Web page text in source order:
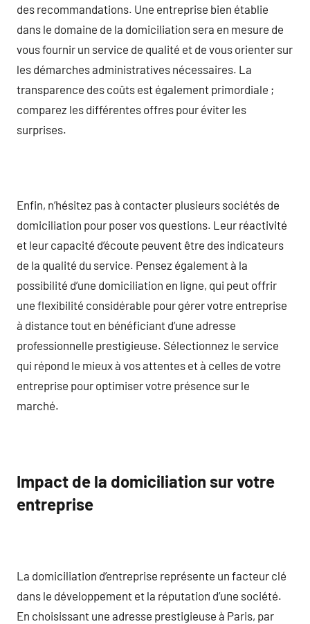
des recommandations. Une entreprise bien établie
dans le domaine de la domiciliation sera en mesure de
vous fournir un service de qualité et de vous orienter sur
les démarches administratives nécessaires. La
transparence des coûts est également primordiale ;
comparez les différentes offres pour éviter les
surprises.
Enfin, n’hésitez pas à contacter plusieurs sociétés de
domiciliation pour poser vos questions. Leur réactivité
et leur capacité d’écoute peuvent être des indicateurs
de la qualité du service. Pensez également à la
possibilité d’une domiciliation en ligne, qui peut offrir
une flexibilité considérable pour gérer votre entreprise
à distance tout en bénéficiant d’une adresse
professionnelle prestigieuse. Sélectionnez le service
qui répond le mieux à vos attentes et à celles de votre
entreprise pour optimiser votre présence sur le
marché.
Impact de la domiciliation sur votre
entreprise
La domiciliation d’entreprise représente un facteur clé
dans le développement et la réputation d’une société.
En choisissant une adresse prestigieuse à Paris, par